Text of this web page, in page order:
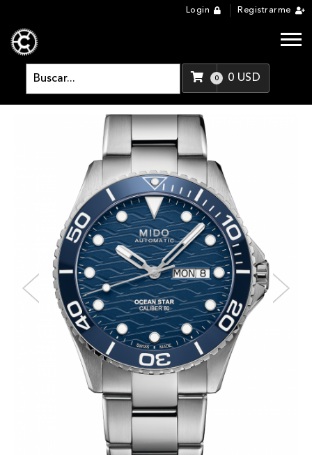
Login Registrarme
0 0 USD